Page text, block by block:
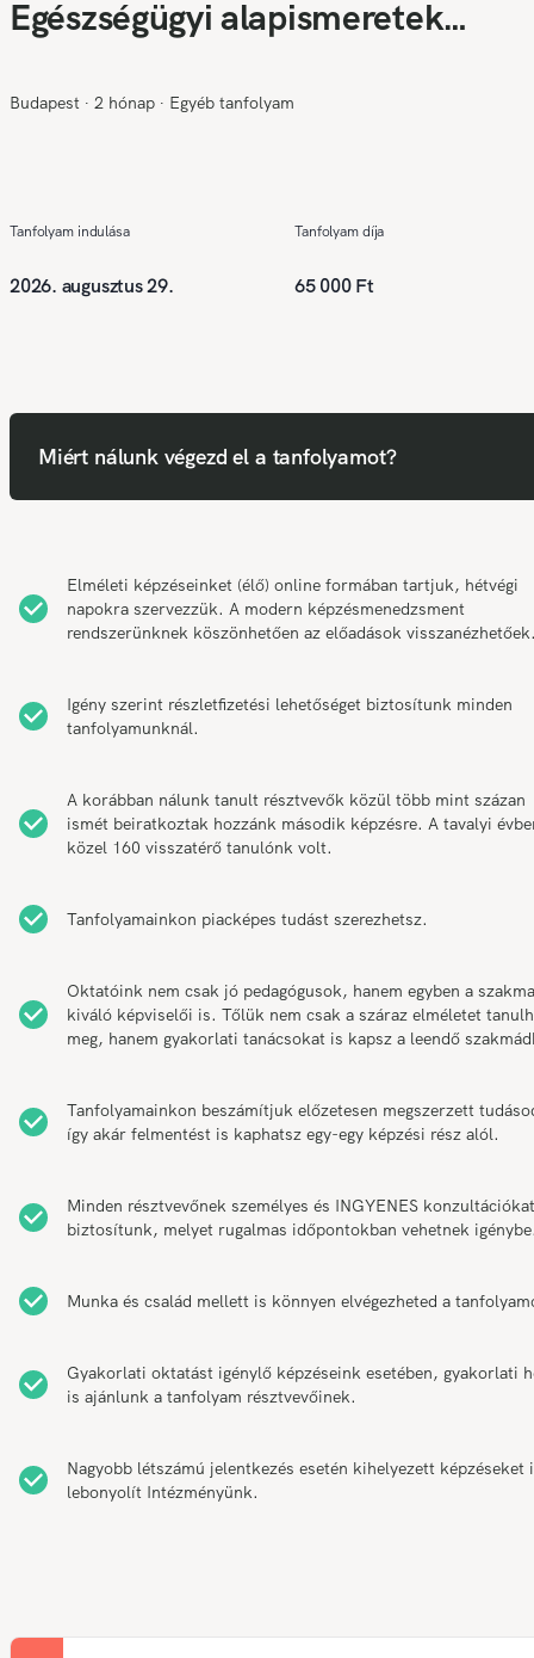
Egészségügyi alapismeretek
Budapest ∙ 2 hónap ∙ Egyéb tanfolyam
Tanfolyam indulása
2026. augusztus 29.
Tanfolyam díja
65 000 Ft
Miért nálunk végezd el a tanfolyamot?
Elméleti képzéseinket (élő) online formában tartjuk, hétvégi
napokra szervezzük. A modern képzésmenedzsment
rendszerünknek köszönhetően az előadások
Igény szerint részletfizetési lehetőséget biztosítunk minden
tanfolyamunknál.
A korábban nálunk tanult résztvevők közül több mint százan
ismét beiratkoztak hozzánk második képzésre. A tavalyi
közel 160 visszatérő tanulónk volt.
Tanfolyamainkon piacképes tudást szerezhetsz.
Oktatóink nem csak jó pedagógusok, hanem egyben a szakma
kiváló képviselői is. Tőlük nem csak a száraz elméletet
meg, hanem gyakorlati tanácsokat is kapsz a leendő
Tanfolyamainkon beszámítjuk előzetesen megszerzett
így akár felmentést is kaphatsz egy-egy képzési rész alól.
Minden résztvevőnek személyes és INGYENES konzultációkat
biztosítunk, melyet rugalmas időpontokban vehetnek
Munka és család mellett is könnyen elvégezheted a
Gyakorlati oktatást igénylő képzéseink esetében, gyakorlati
is ajánlunk a tanfolyam résztvevőinek.
Nagyobb létszámú jelentkezés esetén kihelyezett képzéseket
lebonyolít Intézményünk.